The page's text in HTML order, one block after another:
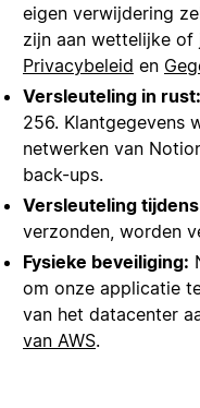
eigen verwijdering
zijn aan wettelijke of
Privacybeleid en
Versleuteling in rust:
256. Klantgegevens
netwerken van
back-ups.
Versleuteling
verzonden, worden
Fysieke beveiliging:
om onze applicatie
van het datacenter
van AWS.